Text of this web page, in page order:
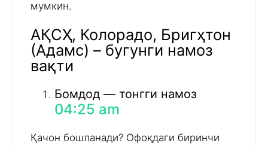
мумкин.
АҚСҲ, Колорадо, Бригҳтон
(Адамс) – бугунги намоз
вақти
Бомдод — тонгги намоз
04:25 am
Қачон бошланади? Офоқдаги биринчи